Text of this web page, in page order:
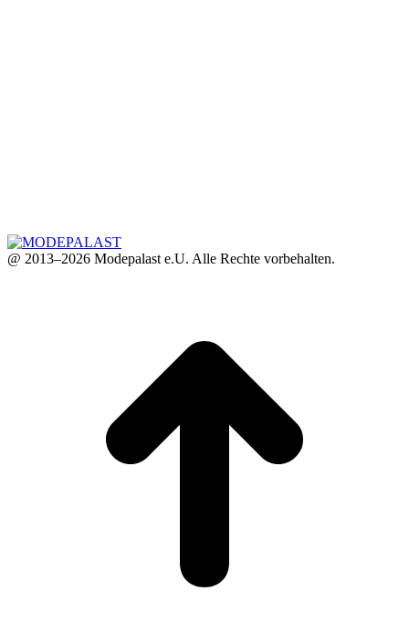
@ 2013–2026 Modepalast e.U. Alle Rechte vorbehalten.